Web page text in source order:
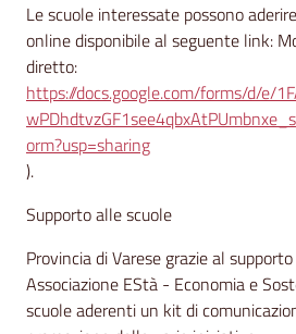
Le scuole interessate possono
online disponibile al seguente link:
diretto:
https://docs.google.com/forms/d/e/
orm?usp=sharing
).
Supporto alle scuole
Provincia di Varese grazie al
Associazione EStà - Economia e
scuole aderenti un kit di